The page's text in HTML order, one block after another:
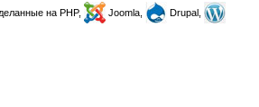
на PHP, Joomla,
Drupal,